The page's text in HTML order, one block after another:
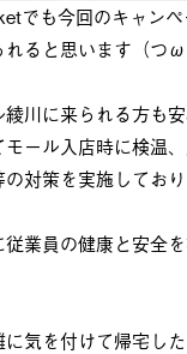
でも今回のキャン
ると思います（つω
川に来られる方も
ール入店時に検温
対策を実施しており
業員の健康と安全
気を付けて帰宅し